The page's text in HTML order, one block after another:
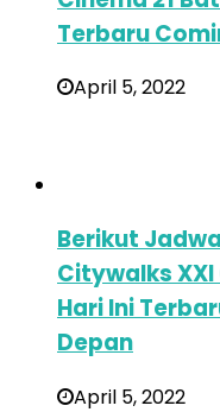
Terbaru
April 5, 2022
Berikut
Citywalks
Hari Ini
Depan
April 5, 2022